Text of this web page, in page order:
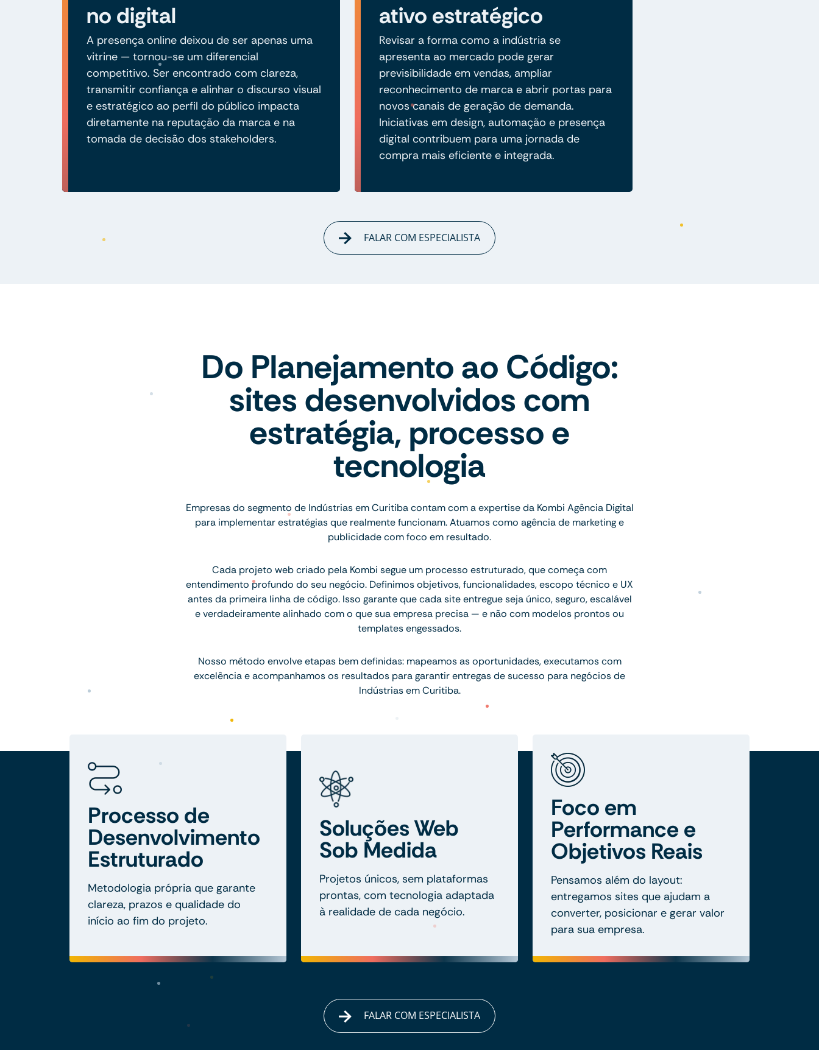
no digital
A presença online deixou de ser apenas uma
vitrine — tornou-se um diferencial
competitivo. Ser encontrado com clareza,
transmitir confiança e alinhar o discurso visual
e estratégico ao perfil do público impacta
diretamente na reputação da marca e na
tomada de decisão dos stakeholders.
ativo estratégico
Revisar a forma como a indústria se
apresenta ao mercado pode gerar
previsibilidade em vendas, ampliar
reconhecimento de marca e abrir portas para
novos canais de geração de demanda.
Iniciativas em design, automação e presença
digital contribuem para uma jornada de
compra mais eficiente e integrada.
FALAR COM ESPECIALISTA
Do Planejamento ao Código:
sites desenvolvidos com
estratégia, processo e
tecnologia
Empresas do segmento de Indústrias em Curitiba contam com a expertise da Kombi Agência Digital
para implementar estratégias que realmente funcionam. Atuamos como agência de marketing e
publicidade com foco em resultado.
Cada projeto web criado pela Kombi segue um processo estruturado, que começa com
entendimento profundo do seu negócio. Definimos objetivos, funcionalidades, escopo técnico e UX
antes da primeira linha de código. Isso garante que cada site entregue seja único, seguro, escalável
e verdadeiramente alinhado com o que sua empresa precisa — e não com modelos prontos ou
templates engessados.
Nosso método envolve etapas bem definidas: mapeamos as oportunidades, executamos com
excelência e acompanhamos os resultados para garantir entregas de sucesso para negócios de
Indústrias em Curitiba.
Processo de
Desenvolvimento
Estruturado
Metodologia própria que garante
clareza, prazos e qualidade do
início ao fim do projeto.
Soluções Web
Sob Medida
Projetos únicos, sem plataformas
prontas, com tecnologia adaptada
à realidade de cada negócio.
Foco em
Performance e
Objetivos Reais
Pensamos além do layout:
entregamos sites que ajudam a
converter, posicionar e gerar valor
para sua empresa.
FALAR COM ESPECIALISTA